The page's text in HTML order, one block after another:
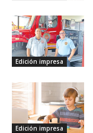
Edición impresa
Edición impresa